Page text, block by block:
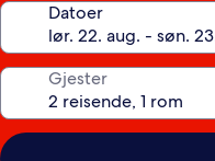
Datoer
Gjester